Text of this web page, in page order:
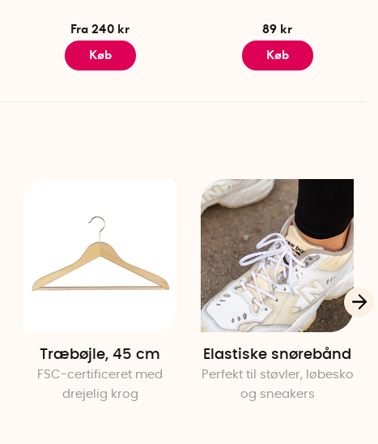
Fra 240 kr
Køb
89 kr
Køb
Træbøjle, 45 cm
FSC-certificeret med
drejelig krog
Elastiske snørebånd
Perfekt til støvler, løbesko
og sneakers